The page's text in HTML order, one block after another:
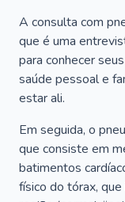
A consulta com
que é uma
para conhecer
saúde pessoal e
estar ali.
Em seguida, o
que consiste em
batimentos
físico do tórax,